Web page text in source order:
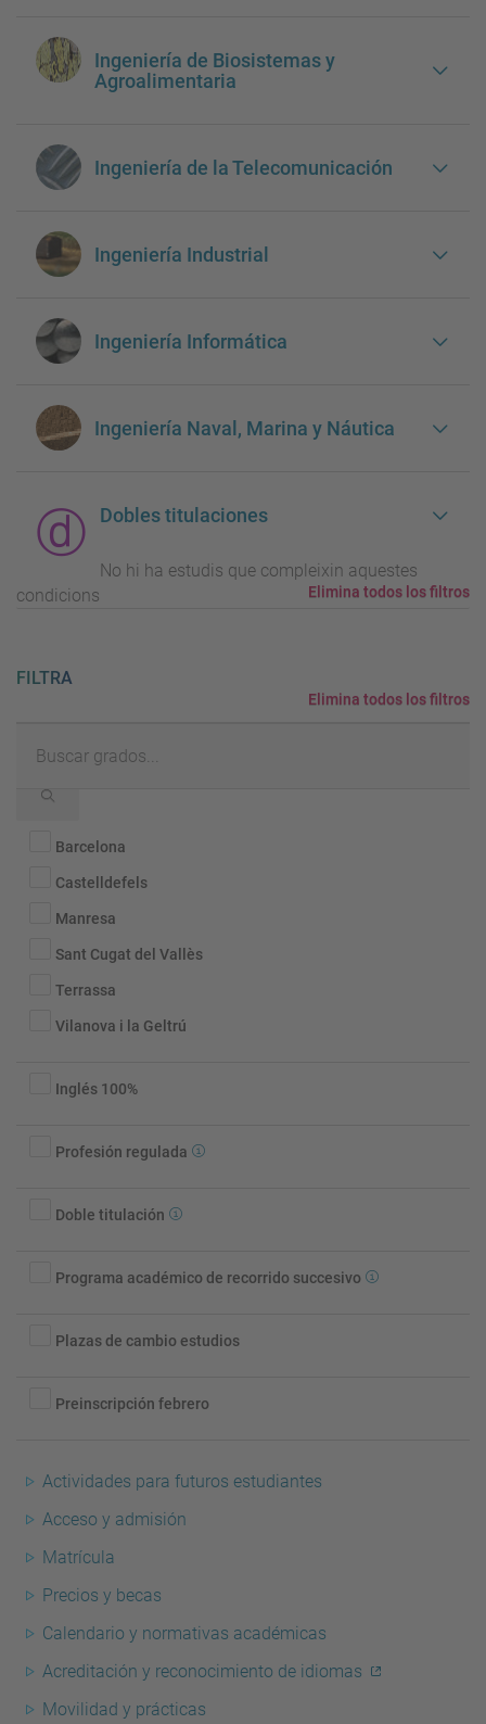
Ingeniería de Biosistemas y
Agroalimentaria
Ingeniería de la Telecomunicación
Ingeniería Industrial
Ingeniería Informática
Ingeniería Naval, Marina y Náutica
Dobles titulaciones
No hi ha estudis que compleixin aquestes
condicions
Elimina todos los filtros
FILTRA
Elimina todos los filtros
grados...
Localidad
Barcelona
Castelldefels
Manresa
Sant Cugat del Vallès
Terrassa
Vilanova i la Geltrú
Idioma
Inglés 100%
Profesión
Profesión regulada
DobleDoble titulación
Programa
recorrido
Programa académico de recorrido succesivo
Plazas
estudios
Plazas de cambio estudios
Preinscripción
Preinscripción febrero
Actividades para futuros estudiantes
Acceso y admisión
Matrícula
Precios y becas
Calendario y normativas académicas
Acreditación y reconocimiento de idiomas
Movilidad y prácticas